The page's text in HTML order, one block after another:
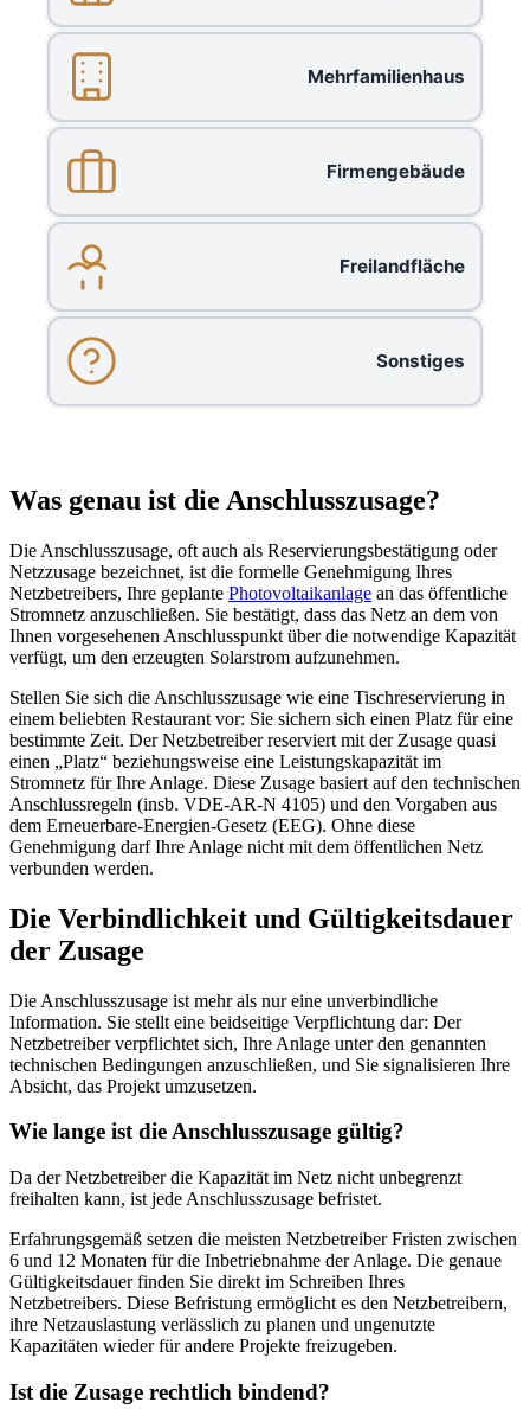
Mehrfamilienhaus
Firmengebäude
Freilandfläche
Sonstiges
Was genau ist die Anschlusszusage?
Die Anschlusszusage, oft auch als Reservierungsbestätigung oder
Netzzusage bezeichnet, ist die formelle Genehmigung Ihres
Netzbetreibers, Ihre geplante Photovoltaikanlage an das öffentliche
Stromnetz anzuschließen. Sie bestätigt, dass das Netz an dem von
Ihnen vorgesehenen Anschlusspunkt über die notwendige Kapazität
verfügt, um den erzeugten Solarstrom aufzunehmen.
Stellen Sie sich die Anschlusszusage wie eine Tischreservierung in
einem beliebten Restaurant vor: Sie sichern sich einen Platz für eine
bestimmte Zeit. Der Netzbetreiber reserviert mit der Zusage quasi
einen „Platz“ beziehungsweise eine Leistungskapazität im
Stromnetz für Ihre Anlage. Diese Zusage basiert auf den technischen
Anschlussregeln (insb. VDE-AR-N 4105) und den Vorgaben aus
dem Erneuerbare-Energien-Gesetz (EEG). Ohne diese
Genehmigung darf Ihre Anlage nicht mit dem öffentlichen Netz
verbunden werden.
Die Verbindlichkeit und Gültigkeitsdauer
der Zusage
Die Anschlusszusage ist mehr als nur eine unverbindliche
Information. Sie stellt eine beidseitige Verpflichtung dar: Der
Netzbetreiber verpflichtet sich, Ihre Anlage unter den genannten
technischen Bedingungen anzuschließen, und Sie signalisieren Ihre
Absicht, das Projekt umzusetzen.
Wie lange ist die Anschlusszusage gültig?
Da der Netzbetreiber die Kapazität im Netz nicht unbegrenzt
freihalten kann, ist jede Anschlusszusage befristet.
Erfahrungsgemäß setzen die meisten Netzbetreiber Fristen zwischen
6 und 12 Monaten für die Inbetriebnahme der Anlage. Die genaue
Gültigkeitsdauer finden Sie direkt im Schreiben Ihres
Netzbetreibers. Diese Befristung ermöglicht es den Netzbetreibern,
ihre Netzauslastung verlässlich zu planen und ungenutzte
Kapazitäten wieder für andere Projekte freizugeben.
Ist die Zusage rechtlich bindend?